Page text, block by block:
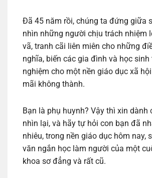
Đã 45 năm rồi, chúng ta đứng giữa
nhìn những người chịu trách nhiệm
vã, tranh cãi liên miên cho những
nghĩa, biến các gia đình và học
nghiệm cho một nền giáo dục xã
mãi không thành.
Bạn là phụ huynh? Vậy thì xin dành
nhìn lại, và hãy tự hỏi con bạn đã
nhiêu, trong nền giáo dục hôm nay,
văn ngắn học làm người của một
khoa sơ đẳng và rất cũ.